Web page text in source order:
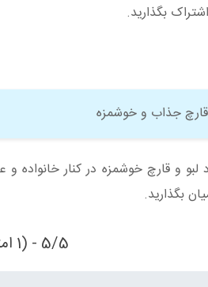
بگذارید.
جذاب و خوشمزه
و قارچ خوشمزه در کنار خانواده و
بگذارید.
5/5 - (1 امتیاز)